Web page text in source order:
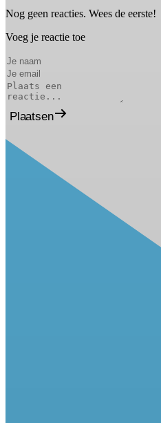
Nog geen reacties. Wees de eerste!
Voeg je reactie toe
Plaatsen